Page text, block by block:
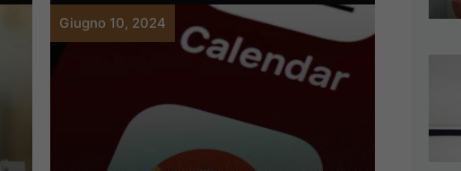
Giugno 10, 2024